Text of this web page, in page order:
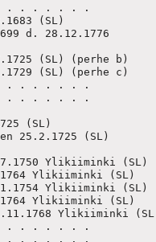
. . . . . . .
(SL)
d. 28.12.1776
(SL) (perhe b)
(SL) (perhe c)
. . . . . . .
. . . . . . .
(SL)
25.2.1725 (SL)
Ylikiiminki (SL)
Ylikiiminki (SL)
Ylikiiminki (SL)
Ylikiiminki (SL)
Ylikiiminki
. . . . . . .
. . . . . . .